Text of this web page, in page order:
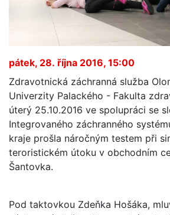
pátek, 28. října 2016, 15:00
Zdravotnická záchranná služba
Univerzity Palackého - Fakulta
úterý 25.10.2016 ve spolupráci se
Integrovaného záchranného
kraje prošla náročným testem při
teroristickém útoku v obchodním
Šantovka.
Pod taktovkou Zdeňka Hošáka,